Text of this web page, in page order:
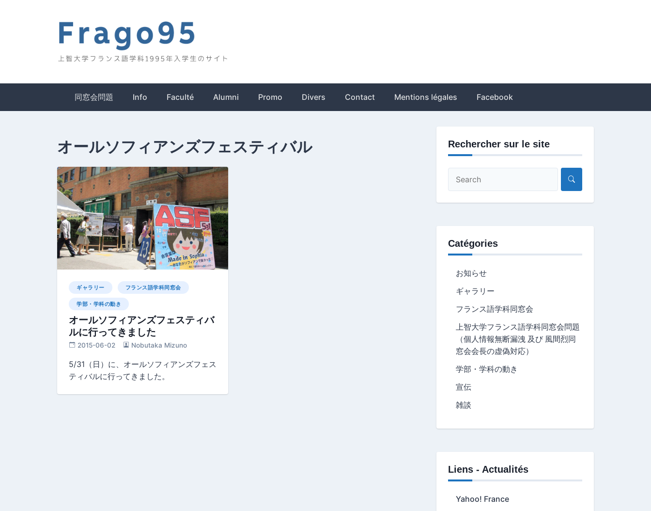
Frago95
同窓会問題 Info Faculté Alumni Promo Divers Contact Mentions légales Facebook
オールソフィアンズフェスティバル
ギャラリー フランス語学科同窓会
学部・学科の動き
オールソフィアンズフェスティバ
ルに行ってきました
2015-06-02 Nobutaka Mizuno
5/31（日）に、オールソフィアンズフェス
ティバルに行ってきました。
Rechercher sur le site
Catégories
お知らせ
ギャラリー
フランス語学科同窓会
上智大学フランス語学科同窓会問題
（個人情報無断漏洩 及び 風間烈同
窓会会長の虚偽対応）
学部・学科の動き
宣伝
雑談
Liens - Actualités
Yahoo! France